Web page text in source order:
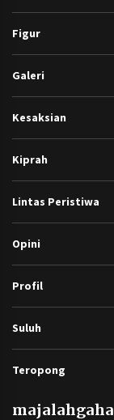
Figur
Galeri
Kesaksian
Kiprah
Lintas Peristiwa
Opini
Profil
Suluh
Teropong